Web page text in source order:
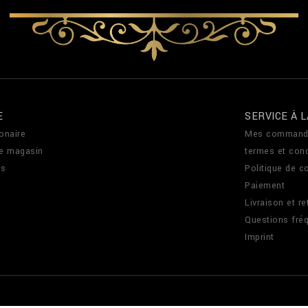
magasin
SERVICE À
Mes
termes et
Politique de
Paiement
Livraison et
Questions
Imprint